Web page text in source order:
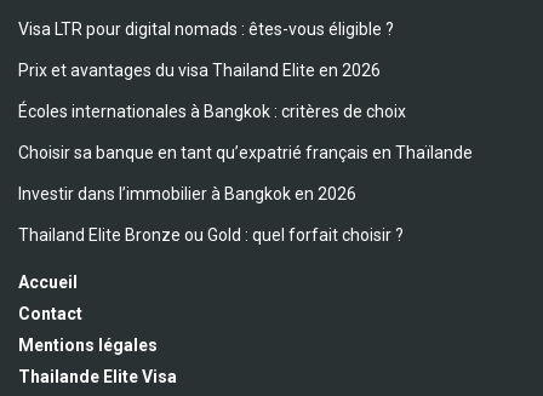
Visa LTR pour digital nomads : êtes-vous éligible ?
Prix et avantages du visa Thailand Elite en 2026
Écoles internationales à Bangkok : critères de choix
Choisir sa banque en tant qu’expatrié français en Thaïlande
Investir dans l’immobilier à Bangkok en 2026
Thailand Elite Bronze ou Gold : quel forfait choisir ?
Accueil
Contact
Mentions légales
Thailande Elite Visa